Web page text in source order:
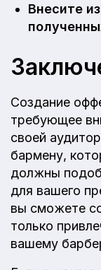
Внесите
Создание
требующее
своей
бармену,
должны
для вашего
вы сможете
только
вашему